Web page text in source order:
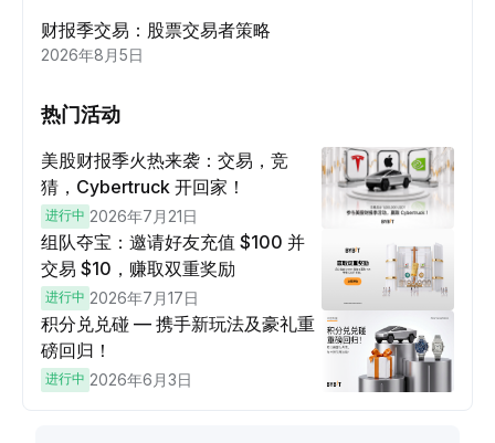
财报季交易：股票交易者策略
2026年8月5日
热门活动
美股财报季火热来袭：交易，竞
猜，Cybertruck 开回家！
进行中 2026年7月21日
组队夺宝：邀请好友充值 $100 并
交易 $10，赚取双重奖励
进行中 2026年7月17日
积分兑兑碰 — 携手新玩法及豪礼重
磅回归！
进行中 2026年6月3日